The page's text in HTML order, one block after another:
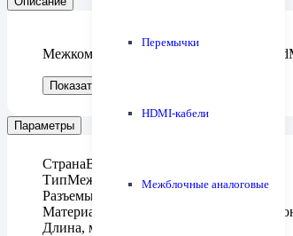
Перемычки
HDMI-кабели
Межблочные аналоговые
Межкомпонентный кабель, серия:
Показать больше
Параметры
СтранаВеликобритания
ТипМежблочный кабель RCA
Разъемы
Материал проводника
Посеребренная
Длина, м